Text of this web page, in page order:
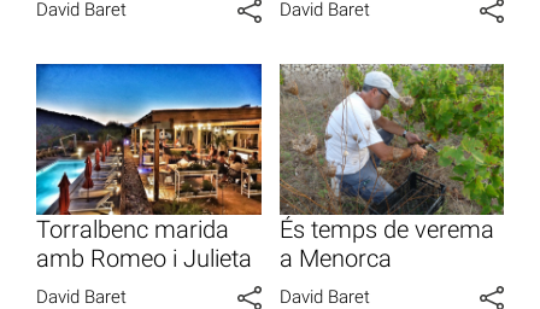
David Baret David Baret
Torralbenc marida
amb Romeo i Julieta
David Baret
És temps de verema
a Menorca
David Baret